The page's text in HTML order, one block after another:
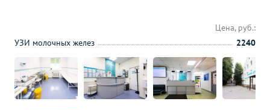
Цена, руб.:
УЗИ молочных желез
2240